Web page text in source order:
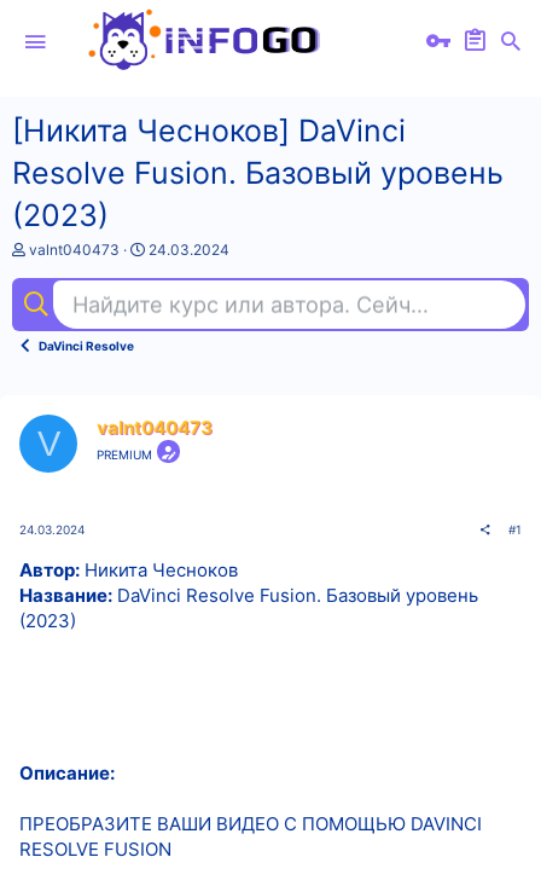
[Никита Чесноков] DaVinci
Resolve Fusion. Базовый уровень
(2023)
А
т
о
т
valnt040473
Д
а
н
а
24.03.2024
Найдите курс или автора. Сейчас ищут
DaVinci Resolve
V valnt040473
PREMIUM
24.03.2024 #1
Автор: Никита Чесноков
Название: DaVinci Resolve Fusion. Базовый уровень
(2023)
Описание:
ПРЕОБРАЗИТЕ ВАШИ ВИДЕО С ПОМОЩЬЮ DAVINCI
RESOLVE FUSION